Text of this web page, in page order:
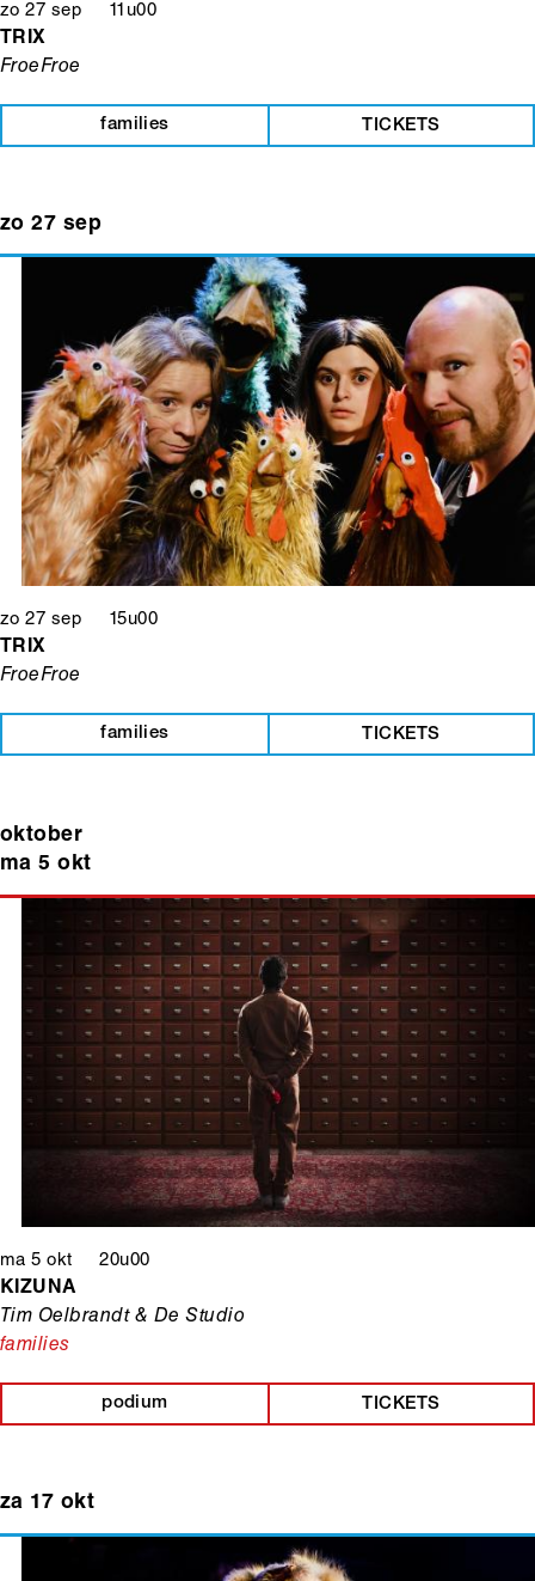
zo 27 sep 11u00
TRIX
FroeFroe
families TICKETS
zo 27 sep
zo 27 sep 15u00
TRIX
FroeFroe
families TICKETS
oktober
ma 5 okt
ma 5 okt 20u00
KIZUNA
Tim Oelbrandt & De Studio
families
podium TICKETS
za 17 okt